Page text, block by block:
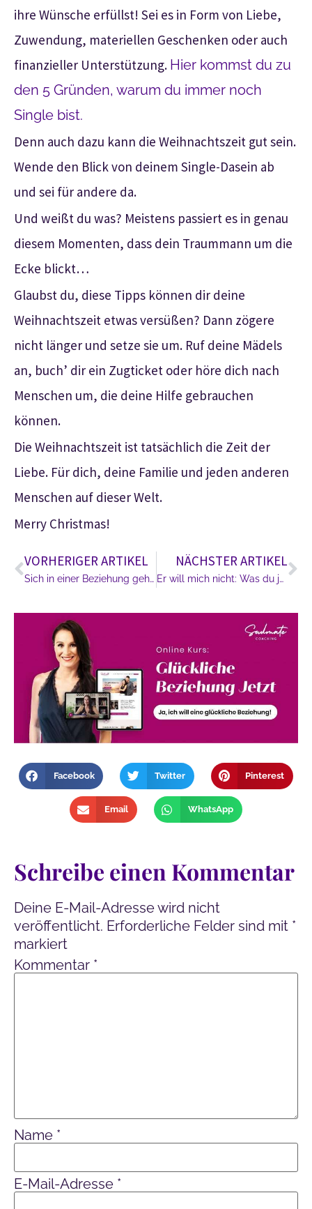
ihre Wünsche erfüllst! Sei es in Form von Liebe,
Zuwendung, materiellen Geschenken oder auch
finanzieller Unterstützung. Hier kommst du zu
den 5 Gründen, warum du immer noch
Single bist.
Denn auch dazu kann die Weihnachtszeit gut sein.
Wende den Blick von deinem Single-Dasein ab
und sei für andere da.
Und weißt du was? Meistens passiert es in genau
diesem Momenten, dass dein Traummann um die
Ecke blickt…
Glaubst du, diese Tipps können dir deine
Weihnachtszeit etwas versüßen? Dann zögere
nicht länger und setze sie um. Ruf deine Mädels
an, buch’ dir ein Zugticket oder höre dich nach
Menschen um, die deine Hilfe gebrauchen
können.
Die Weihnachtszeit ist tatsächlich die Zeit der
Liebe. Für dich, deine Familie und jeden anderen
Menschen auf dieser Welt.
Merry Christmas!
VORHERIGER ARTIKEL
Sich in einer Beziehung gehen lassen…
NÄCHSTER ARTIKEL
Er will mich nicht: Was du jetzt tun kannst
Facebook Twitter Pinterest
Email WhatsApp
Schreibe einen Kommentar
Deine E-Mail-Adresse wird nicht
veröffentlicht. Erforderliche Felder sind mit *
markiert
Kommentar *
Name *
E-Mail-Adresse *